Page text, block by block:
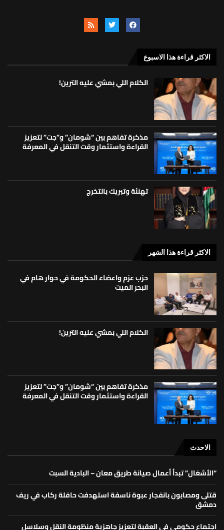
الاكثر قراءة هذا الاسبوع
الكلام اللي بمشي عليه الترين!
مذكرة تفاهم بين “شومان” و”جت” لتعزيز
القراءة واستثمار وقت التنقل في المعرفة
تهنئة وتبريك بالتخرج
الاكثر قراءة هذا الشهر
حزب عزم واعضاء الحكومة في حوار هام في
البحر الميت
الكلام اللي بمشي عليه الترين!
مذكرة تفاهم بين “شومان” و”جت” لتعزيز
القراءة واستثمار وقت التنقل في المعرفة
الاحدث
“الأشغال” تبدأ أعمال صيانة طريق معان – البادية السبت
قتلى ومصابون بانفجار عبوة ناسفة استهدفت حافلة ركاب في ريف
دمشق
اجتماع حكومي في العقبة لتعزيز جاهزية منظومة النقل وسلاسل